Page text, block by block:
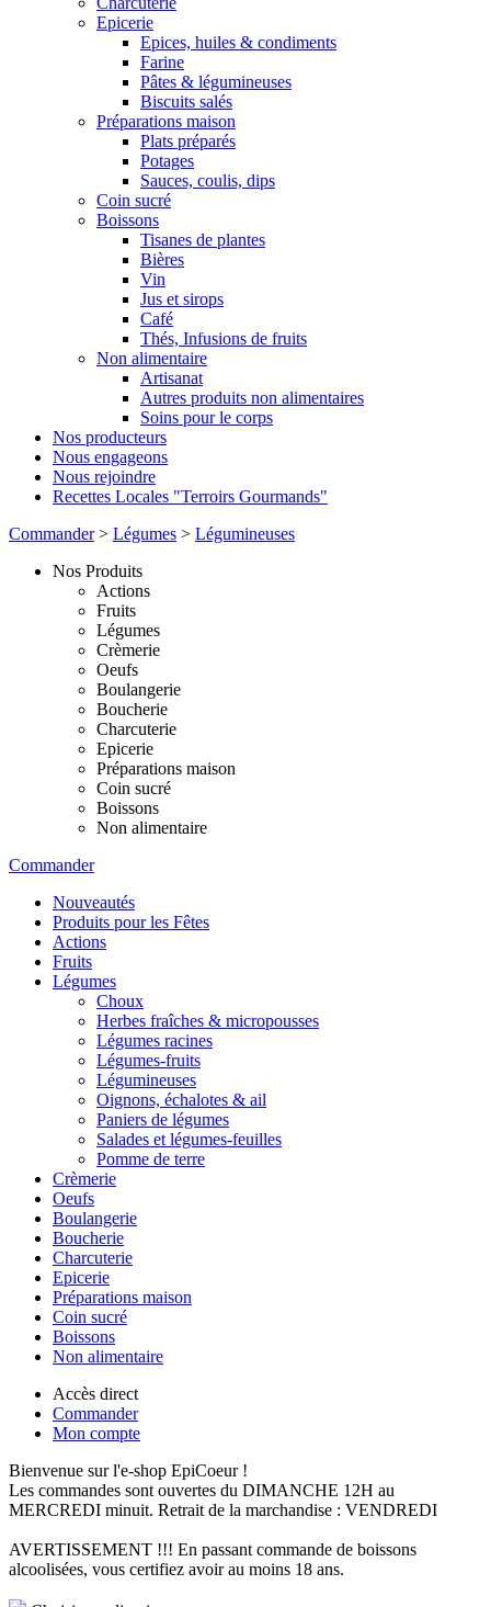
Epicerie
Epices, huiles & condiments
Farine
Pâtes & légumineuses
Biscuits salés
Préparations maison
Plats préparés
Potages
Sauces, coulis, dips
Coin sucré
Boissons
Tisanes de plantes
Bières
Vin
Jus et sirops
Café
Thés, Infusions de fruits
Non alimentaire
Artisanat
Autres produits non alimentaires
Soins pour le corps
Nos producteurs
Nous engageons
Nous rejoindre
Recettes Locales "Terroirs Gourmands"
Commander> Légumes > Légumineuses
Nos Produits
Actions
Fruits
Légumes
Crèmerie
Oeufs
Boulangerie
Boucherie
Charcuterie
Epicerie
Préparations maison
Coin sucré
Boissons
Non alimentaire
Commander
Nouveautés
Produits pour les Fêtes
Actions
Fruits
Légumes
Choux
Herbes fraîches & micropousses
Légumes racines
Légumes-fruits
Légumineuses
Oignons, échalotes & ail
Paniers de légumes
Salades et légumes-feuilles
Pomme de terre
Crèmerie
Oeufs
Boulangerie
Boucherie
Charcuterie
Epicerie
Préparations maison
Coin sucré
Boissons
Non alimentaire
Accès direct
Commander
Mon compte
Bienvenue sur l'e-shop EpiCoeur !
Les commandes sont ouvertes du DIMANCHE 12H au
MERCREDI minuit. Retrait de la marchandise : VENDREDI
AVERTISSEMENT !!! En passant commande de boissons
alcoolisées, vous certifiez avoir au moins 18 ans.